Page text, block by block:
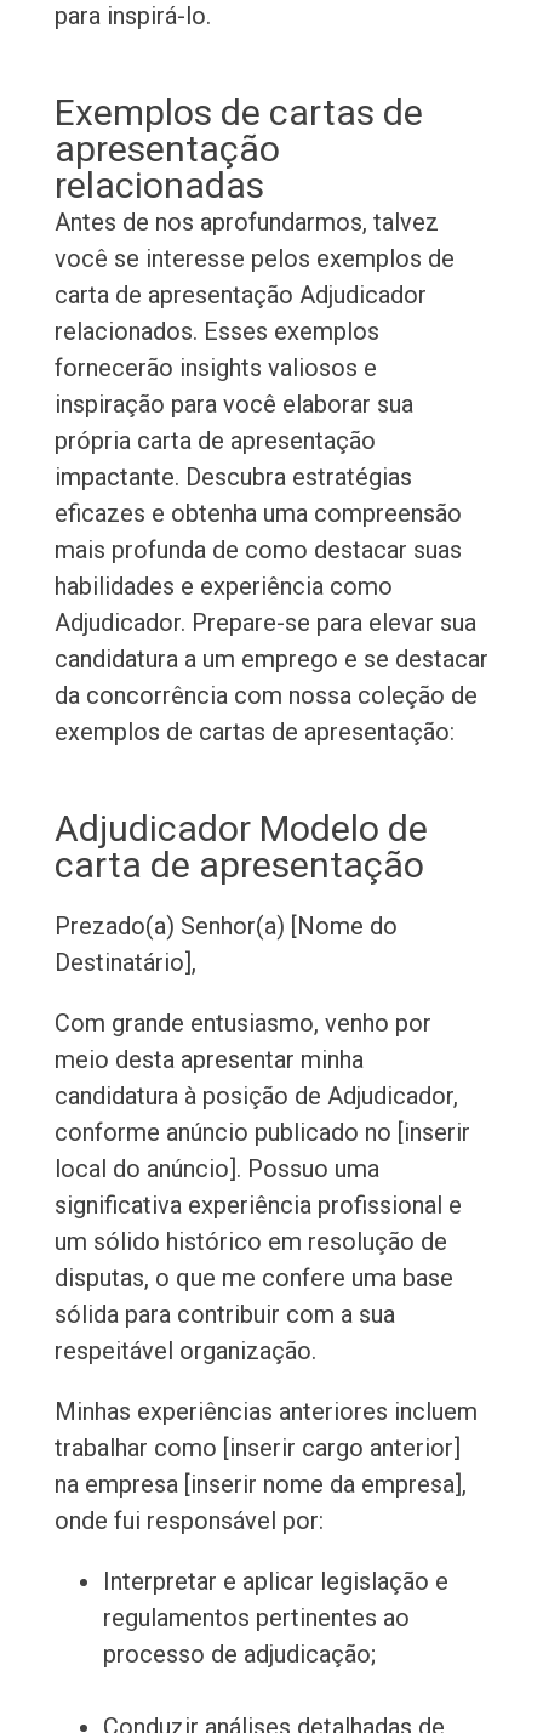
para inspirá-lo.
Exemplos de cartas de
apresentação
relacionadas
Antes de nos aprofundarmos, talvez
você se interesse pelos exemplos de
carta de apresentação Adjudicador
relacionados. Esses exemplos
fornecerão insights valiosos e
inspiração para você elaborar sua
própria carta de apresentação
impactante. Descubra estratégias
eficazes e obtenha uma compreensão
mais profunda de como destacar suas
habilidades e experiência como
Adjudicador. Prepare-se para elevar sua
candidatura a um emprego e se destacar
da concorrência com nossa coleção de
exemplos de cartas de apresentação:
Adjudicador Modelo de
carta de apresentação
Prezado(a) Senhor(a) [Nome do
Destinatário],
Com grande entusiasmo, venho por
meio desta apresentar minha
candidatura à posição de Adjudicador,
conforme anúncio publicado no [inserir
local do anúncio]. Possuo uma
significativa experiência profissional e
um sólido histórico em resolução de
disputas, o que me confere uma base
sólida para contribuir com a sua
respeitável organização.
Minhas experiências anteriores incluem
trabalhar como [inserir cargo anterior]
na empresa [inserir nome da empresa],
onde fui responsável por:
Interpretar e aplicar legislação e
regulamentos pertinentes ao
processo de adjudicação;
Conduzir análises detalhadas de